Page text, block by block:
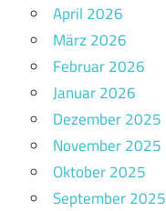
April 2026
März 2026
Februar 2026
Januar 2026
Dezember 2025
November 2025
Oktober 2025
September 2025